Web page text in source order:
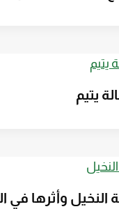
يتيم
النخيل وأثرها في